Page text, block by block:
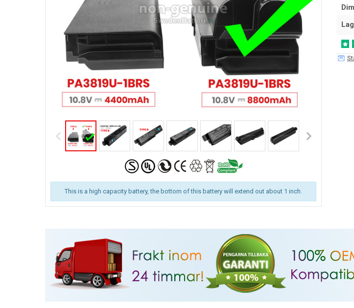
This is a high capacity battery, the bottom of this battery will extend out about 1 inch.